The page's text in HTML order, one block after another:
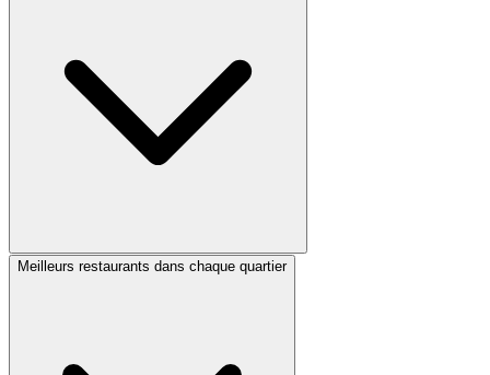
Meilleurs restaurants dans chaque quartier